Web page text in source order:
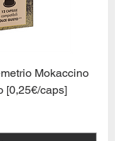
Mokaccino
[0,25€/caps]